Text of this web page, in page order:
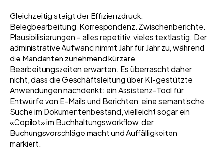
Gleichzeitig steigt der Effizienzdruck.
Belegbearbeitung, Korrespondenz, Zwischenberichte,
Plausibilisierungen – alles repetitiv, vieles textlastig. Der
administrative Aufwand nimmt Jahr für Jahr zu, während
die Mandanten zunehmend kürzere
Bearbeitungszeiten erwarten. Es überrascht daher
nicht, dass die Geschäftsleitung über KI-gestützte
Anwendungen nachdenkt: ein Assistenz-Tool für
Entwürfe von E-Mails und Berichten, eine semantische
Suche im Dokumentenbestand, vielleicht sogar ein
«Copilot» im Buchhaltungsworkflow, der
Buchungsvorschläge macht und Auffälligkeiten
markiert.